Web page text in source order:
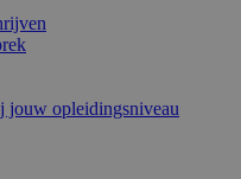
jouw opleidingsniveau